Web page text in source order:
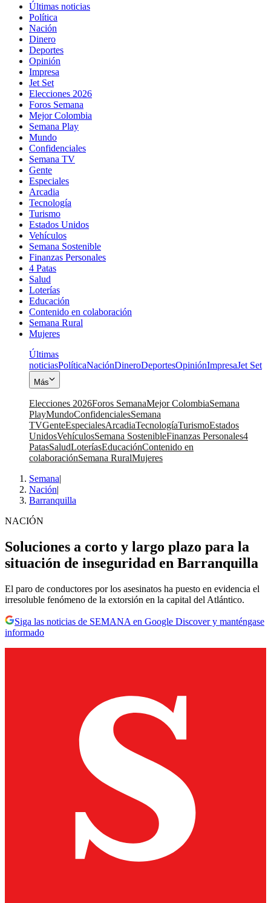
Últimas noticias
Política
Nación
Dinero
Deportes
Opinión
Impresa
Jet Set
Elecciones 2026
Foros Semana
Mejor Colombia
Semana Play
Mundo
Confidenciales
Semana TV
Gente
Especiales
Arcadia
Tecnología
Turismo
Estados Unidos
Vehículos
Semana Sostenible
Finanzas Personales
4 Patas
Salud
Loterías
Educación
Contenido en colaboración
Semana Rural
Mujeres
Últimas
noticiasPolíticaNaciónDineroDeportesOpiniónImpresaJet Set
Más
Elecciones 2026Foros SemanaMejor ColombiaSemana
PlayMundoConfidencialesSemana
TVGenteEspecialesArcadiaTecnologíaTurismoEstados
UnidosVehículosSemana SostenibleFinanzas Personales4
PatasSaludLoteríasEducaciónContenido en
colaboraciónSemana RuralMujeres
Semana|
Nación|
Barranquilla
NACIÓN
Soluciones a corto y largo plazo para la
situación de inseguridad en Barranquilla
El paro de conductores por los asesinatos ha puesto en evidencia el
irresoluble fenómeno de la extorsión en la capital del Atlántico.
Siga las noticias de SEMANA en Google Discover y manténgase
informado